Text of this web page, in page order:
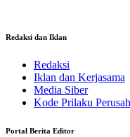
Redaksi dan Iklan
Redaksi
Iklan dan Kerjasama
Media Siber
Kode Prilaku
Portal Berita Editor